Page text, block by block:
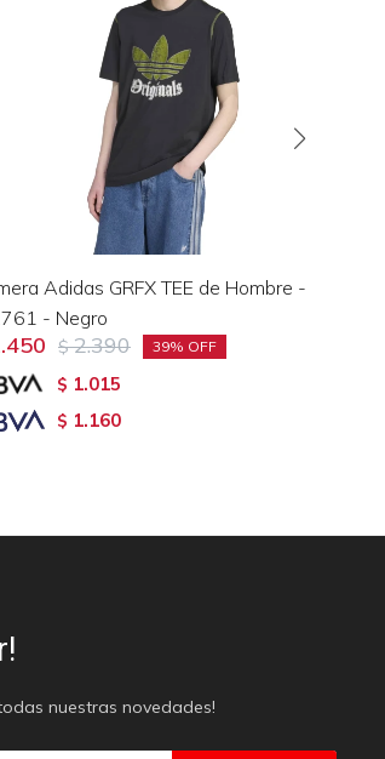
Adidas GRFX TEE de Hombre -
- Negro
$ 2.390 39
$ 1.015
$ 1.160
nuestras novedades!